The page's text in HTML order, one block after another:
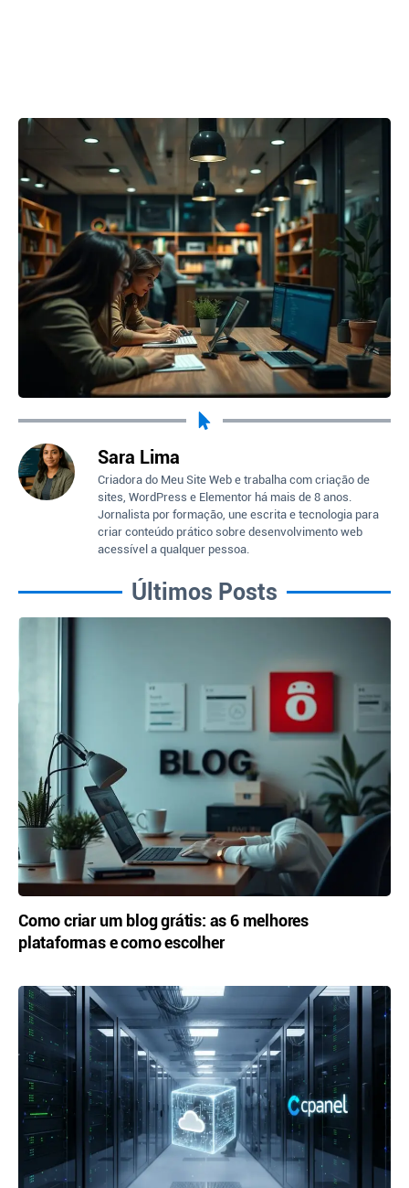
Sara Lima
Criadora do Meu Site Web e trabalha com criação de
sites, WordPress e Elementor há mais de 8 anos.
Jornalista por formação, une escrita e tecnologia para
criar conteúdo prático sobre desenvolvimento web
acessível a qualquer pessoa.
Últimos Posts
Como criar um blog grátis: as 6 melhores
plataformas e como escolher